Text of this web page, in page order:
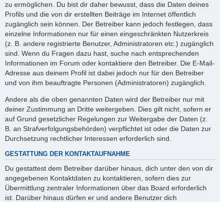
zu ermöglichen. Du bist dir daher bewusst, dass die Daten deines
Profils und die von dir erstellten Beiträge im Internet öffentlich
zugänglich sein können. Der Betreiber kann jedoch festlegen, dass
einzelne Informationen nur für einen eingeschränkten Nutzerkreis
(z. B. andere registrierte Benutzer, Administratoren etc.) zugänglich
sind. Wenn du Fragen dazu hast, suche nach entsprechenden
Informationen im Forum oder kontaktiere den Betreiber. Die E-Mail-
Adresse aus deinem Profil ist dabei jedoch nur für den Betreiber
und von ihm beauftragte Personen (Administratoren) zugänglich.
Andere als die oben genannten Daten wird der Betreiber nur mit
deiner Zustimmung an Dritte weitergeben. Dies gilt nicht, sofern er
auf Grund gesetzlicher Regelungen zur Weitergabe der Daten (z.
B. an Strafverfolgungsbehörden) verpflichtet ist oder die Daten zur
Durchsetzung rechtlicher Interessen erforderlich sind.
GESTATTUNG DER KONTAKTAUFNAHME
Du gestattest dem Betreiber darüber hinaus, dich unter den von dir
angegebenen Kontaktdaten zu kontaktieren, sofern dies zur
Übermittlung zentraler Informationen über das Board erforderlich
ist. Darüber hinaus dürfen er und andere Benutzer dich